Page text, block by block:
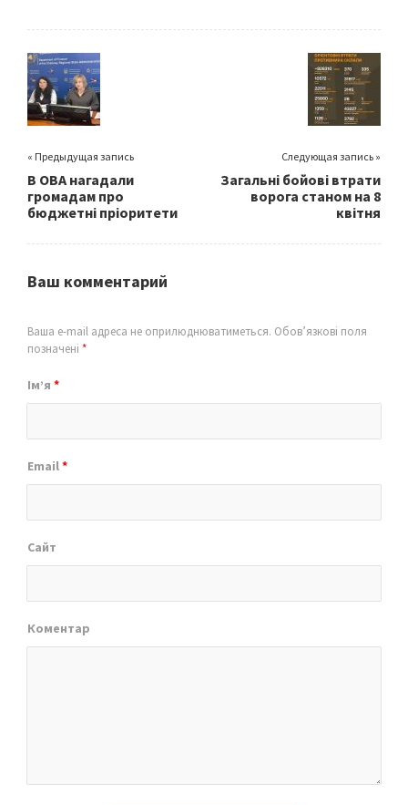
o
o
k
er
« Предыдущая запись
В ОВА нагадали
громадам про
бюджетні пріоритети
Следующая запись »
Загальні бойові втрати
ворога станом на 8
квітня
Ваш комментарий
Ваша e-mail адреса не оприлюднюватиметься. Обов’язкові поля
позначені *
Ім’я *
Email*
Сайт
Коментар